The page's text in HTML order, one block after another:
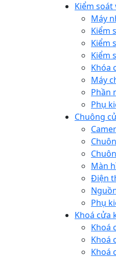
Kiểm soát
Máy
Kiểm
Kiểm
Kiểm
Khóa
Máy
Phần
Phụ
Chuông
Màn
Điện
Phụ
Khoá cửa
Khoá
Khoá
Khoá